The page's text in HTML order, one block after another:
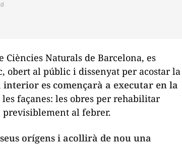
Naturals de Barcelona, es
obert al públic i dissenyat per acostar la
es començarà a executar en la
façanes: les obres per rehabilitar
al febrer.
orígens i acollirà de nou una